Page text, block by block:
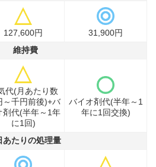
127,600円
31,900円
維持費
代(月あたり数
～千円前後)+バ
剤代(半年～1年
に1回)
バイオ剤代(半年～1
年に1回交換)
あたりの処理量